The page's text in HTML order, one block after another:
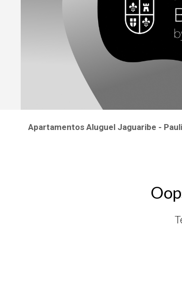
Apartamentos Aluguel Jaguaribe -